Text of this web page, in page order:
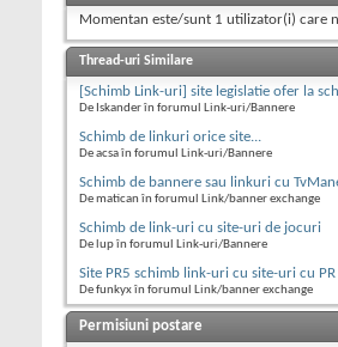
Momentan este/sunt 1 utilizator(i) care
Thread-uri Similare
[Schimb Link-uri] site legislatie ofer la
De Iskander în forumul Link-uri/Bannere
Schimb de linkuri orice site...
De acsa în forumul Link-uri/Bannere
Schimb de bannere sau linkuri cu
De matican în forumul Link/banner exchange
Schimb de link-uri cu site-uri de jocuri
De lup în forumul Link-uri/Bannere
Site PR5 schimb link-uri cu site-uri cu
De funkyx în forumul Link/banner exchange
Permisiuni postare